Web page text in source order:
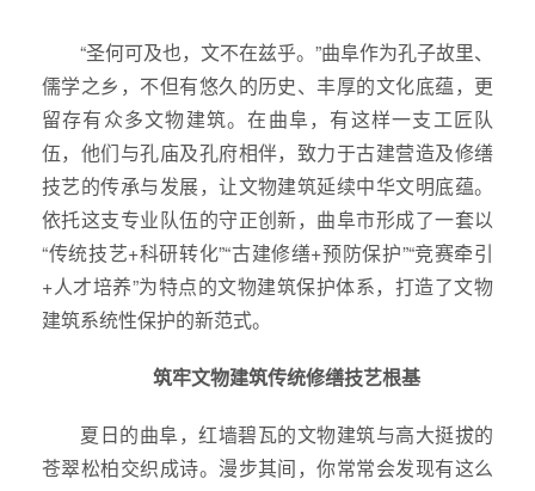
“圣何可及也，文不在兹乎。”曲阜作为孔子故里、
儒学之乡，不但有悠久的历史、丰厚的文化底蕴，更
留存有众多文物建筑。在曲阜，有这样一支工匠队
伍，他们与孔庙及孔府相伴，致力于古建营造及修缮
技艺的传承与发展，让文物建筑延续中华文明底蕴。
依托这支专业队伍的守正创新，曲阜市形成了一套以
“传统技艺+科研转化”“古建修缮+预防保护”“竞赛牵引
+人才培养”为特点的文物建筑保护体系，打造了文物
建筑系统性保护的新范式。
筑牢文物建筑传统修缮技艺根基
夏日的曲阜，红墙碧瓦的文物建筑与高大挺拔的
苍翠松柏交织成诗。漫步其间，你常常会发现有这么